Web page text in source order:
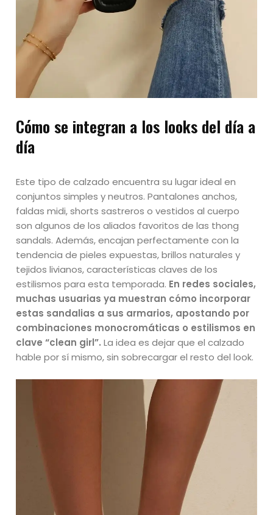
Cómo se integran a los looks del día a
día
Este tipo de calzado encuentra su lugar ideal en
conjuntos simples y neutros. Pantalones anchos,
faldas midi, shorts sastreros o vestidos al cuerpo
son algunos de los aliados favoritos de las thong
sandals. Además, encajan perfectamente con la
tendencia de pieles expuestas, brillos naturales y
tejidos livianos, características claves de los
estilismos para esta temporada. En redes sociales,
muchas usuarias ya muestran cómo incorporar
estas sandalias a sus armarios, apostando por
combinaciones monocromáticas o estilismos en
clave “clean girl”. La idea es dejar que el calzado
hable por sí mismo, sin sobrecargar el resto del look.